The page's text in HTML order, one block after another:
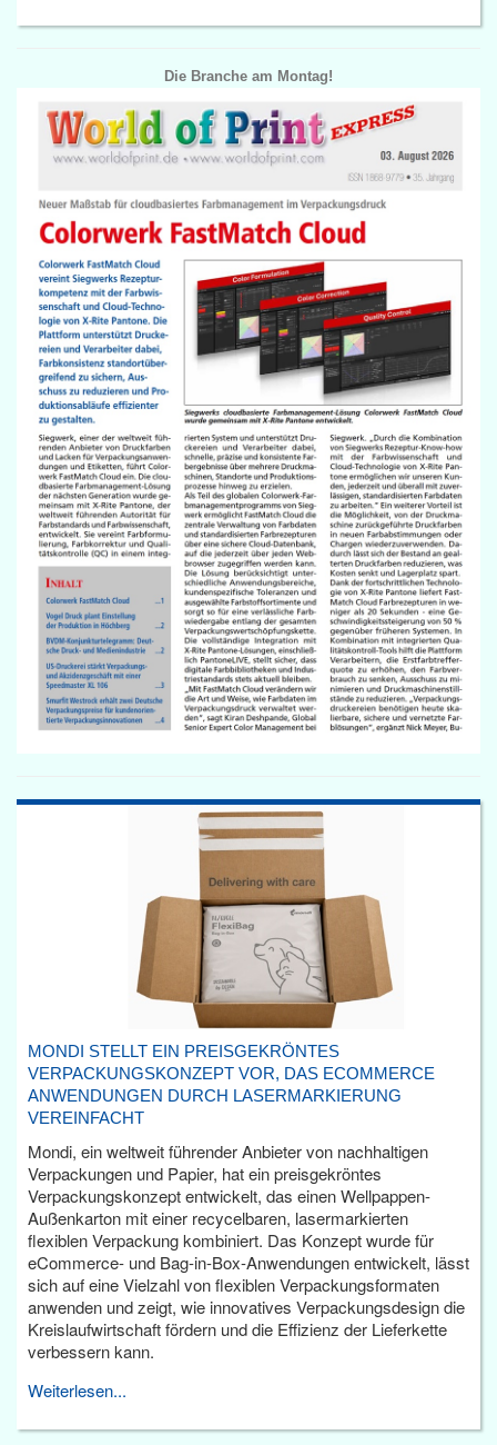
Die Branche am Montag!
MONDI STELLT EIN PREISGEKRÖNTES
VERPACKUNGSKONZEPT VOR, DAS ECOMMERCE
ANWENDUNGEN DURCH LASERMARKIERUNG
VEREINFACHT
Mondi, ein weltweit führender Anbieter von nachhaltigen
Verpackungen und Papier, hat ein preisgekröntes
Verpackungskonzept entwickelt, das einen Wellpappen-
Außenkarton mit einer recycelbaren, lasermarkierten
flexiblen Verpackung kombiniert. Das Konzept wurde für
eCommerce- und Bag-in-Box-Anwendungen entwickelt, lässt
sich auf eine Vielzahl von flexiblen Verpackungsformaten
anwenden und zeigt, wie innovatives Verpackungsdesign die
Kreislaufwirtschaft fördern und die Effizienz der Lieferkette
verbessern kann.
Weiterlesen...